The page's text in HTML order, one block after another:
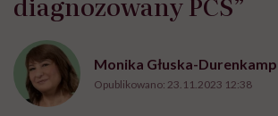
Monika Głuska-Durenkamp
Opublikowano: 23.11.2023 12:38